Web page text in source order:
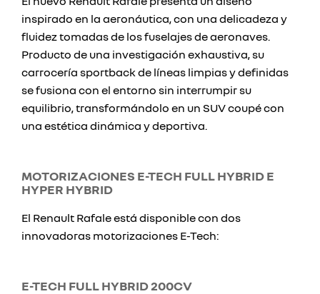
inspirado en la aeronáutica, con una delicadeza y
fluidez tomadas de los fuselajes de aeronaves.
Producto de una investigación exhaustiva, su
carrocería sportback de líneas limpias y definidas
se fusiona con el entorno sin interrumpir su
equilibrio, transformándolo en un SUV coupé con
una estética dinámica y deportiva.
MOTORIZACIONES E-TECH FULL HYBRID E
HYPER HYBRID
El Renault Rafale está disponible con dos
innovadoras motorizaciones E-Tech:
E-TECH FULL HYBRID 200CV